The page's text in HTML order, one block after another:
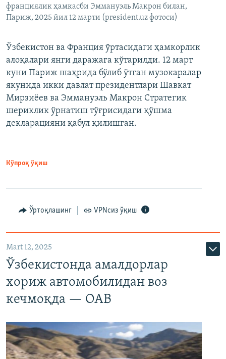
франциялик ҳамкасби Эммануэль Макрон билан,
Париж, 2025 йил 12 марти (president.uz фотоси)
Ўзбекистон ва Франция ўртасидаги ҳамкорлик
алоқалари янги даражага кўтарилди. 12 март
куни Париж шаҳрида бўлиб ўтган музокаралар
якунида икки давлат президентлари Шавкат
Мирзиёев ва Эммануэль Макрон Стратегик
шериклик ўрнатиш тўғрисидаги қўшма
декларацияни қабул қилишган.
Кўпроқ ўқиш
Ўртоқлашинг VPNсиз ўқиш
Mart 12, 2025
Ўзбекистонда амалдорлар
хориж автомобилидан воз
кечмоқда — ОАВ